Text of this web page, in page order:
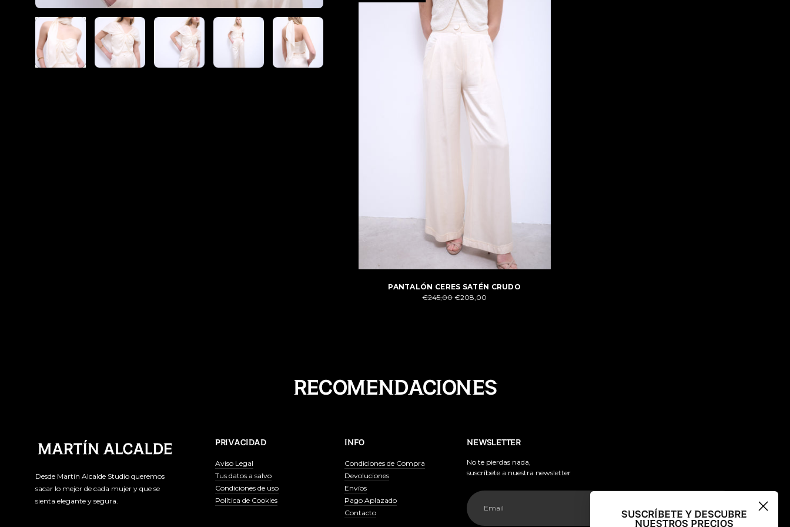
Las cantidad de productos disponibles en tienda son estimadas y pueden variar debido a la rotación constante de nuestro
PANTALÓN CERES SATÉN CRUDO
Precio
€245,00 €208,00
RECOMENDACIONES
Desde Martín Alcalde Studio queremos
sacar lo mejor de cada mujer y que se
sienta elegante y segura.
PRIVACIDAD
Aviso Legal
Tus datos a salvo
Condiciones de uso
Política de Cookies
INFO
Condiciones de Compra
Devoluciones
Envíos
Pago Aplazado
Contacto
NEWSLETTER
No te pierdas nada,
suscríbete a nuestra newsletter
Email
SUSCRÍBETE Y DESCUBRE
NUESTROS PRECIOS